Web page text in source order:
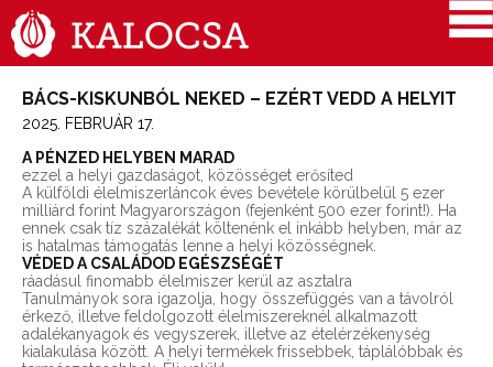
BÁCS-KISKUNBÓL NEKED – EZÉRT VEDD A HELYIT
2025. FEBRUÁR 17.
A PÉNZED HELYBEN MARAD
ezzel a helyi gazdaságot, közösséget erősíted
A külföldi élelmiszerláncok éves bevétele körülbelül 5 ezer
milliárd forint Magyarországon (fejenként 500 ezer forint!). Ha
ennek csak tíz százalékát költenénk el inkább helyben, már az
is hatalmas támogatás lenne a helyi közösségnek.
VÉDED A CSALÁDOD EGÉSZSÉGÉT
ráadásul finomabb élelmiszer kerül az asztalra
Tanulmányok sora igazolja, hogy összefüggés van a távolról
érkező, illetve feldolgozott élelmiszereknél alkalmazott
adalékanyagok és vegyszerek, illetve az ételérzékenység
kialakulása között. A helyi termékek frissebbek, táplálóbbak és